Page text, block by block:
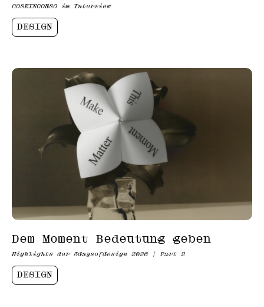
COSEINCORSO im Interview
DESIGN
Dem Moment Bedeutung geben
Highlights der 3daysofdesign 2026 | Part 2
DESIGN